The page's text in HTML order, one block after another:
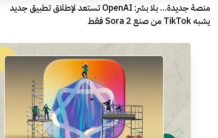
منصة جديدة… بلا بشر: OpenAI تستعد لإطلاق تطبيق جديد
يشبه TikTok من صنع Sora 2 فقط